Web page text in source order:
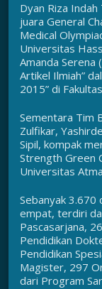
Dyan Riza
juara General
Medical
Universitas
Amanda Serena
Artikel Ilmiah”
2015” di
Sementara Tim
Zulfikar,
Sipil, kompak
Strength Green
Universitas
Sebanyak 3.670
empat, terdiri
Pascasarjana,
Pendidikan
Pendidikan
Magister, 297
dari Program